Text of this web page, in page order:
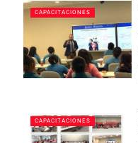
CAPACITACIONES
CAPACITACIONES